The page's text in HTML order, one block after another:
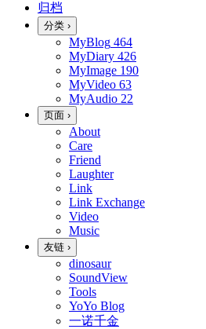
归档
分类 ›
MyBlog 464
MyDiary 426
MyImage 190
MyVideo 63
MyAudio 22
页面 ›
About
Care
Friend
Laughter
Link
Link Exchange
Video
Music
友链 ›
dinosaur
SoundView
Tools
YoYo Blog
一诺千金